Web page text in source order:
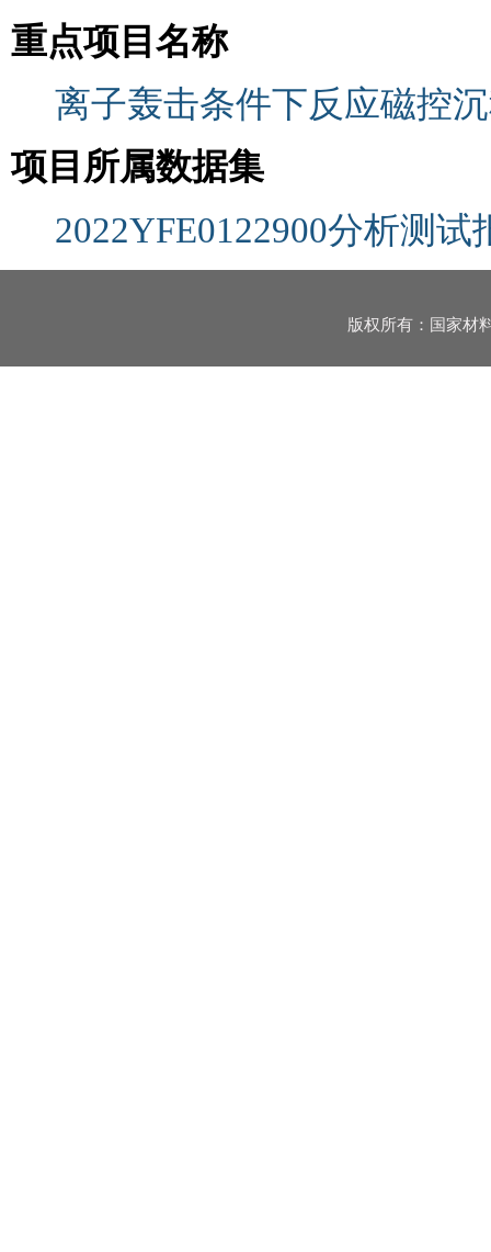
重点项目名称
离子轰击条件下反应磁控
项目所属数据集
2022YFE0122900分析测试
版权所有：国家材